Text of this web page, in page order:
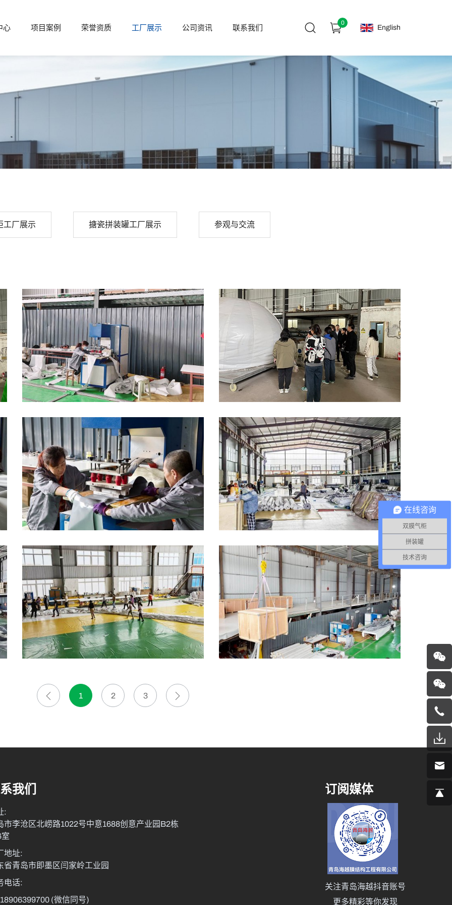
心 项目案例 荣誉资质 工厂展示 公司资讯 联系我们 0 English
工厂展示 搪瓷拼装罐工厂展示 参观与交流
1 2 3
我们
:
市李沧区北崂路1022号中意1688创意产业园B2栋
地址:
省青岛市即墨区闫家岭工业园
电话:
(微信同号)
订阅媒体
关注青岛海越抖音账号
更多精彩等你发现
在线咨询
双膜气柜
拼装罐
技术咨询